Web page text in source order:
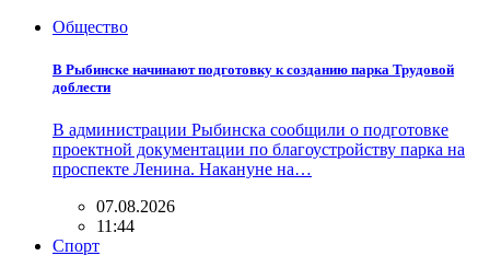
Общество
В Рыбинске начинают подготовку к созданию парка Трудовой
доблести
В администрации Рыбинска сообщили о подготовке
проектной документации по благоустройству парка на
проспекте Ленина. Накануне на…
07.08.2026
11:44
Спорт